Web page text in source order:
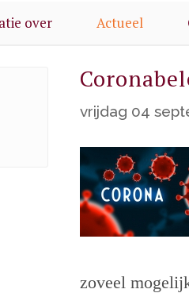
over Actueel
vrijdag 04
zoveel